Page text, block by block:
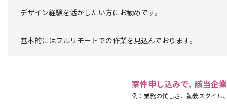
デザイン経験を活かしたい方にお勧めです。
基本的にはフルリモートでの作業を見込んでおります。
案件申し込みで､ 該当企
例：業務の忙しさ、勤務スタイル